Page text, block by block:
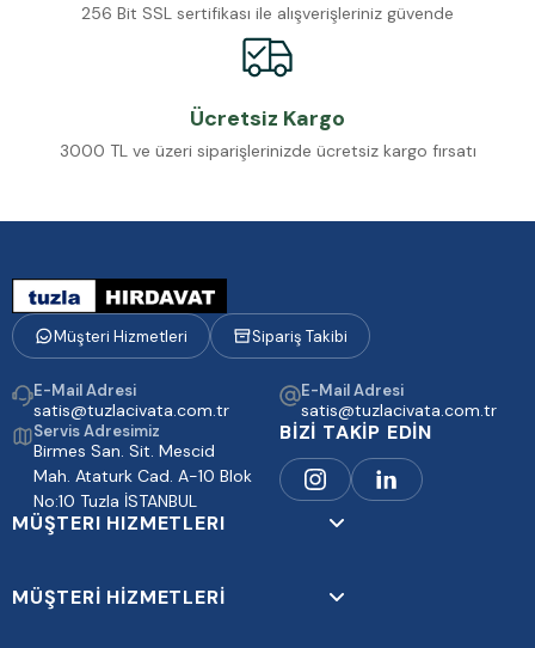
256 Bit SSL sertifikası ile alışverişleriniz güvende
Ücretsiz Kargo
3000 TL ve üzeri siparişlerinizde ücretsiz kargo fırsatı
Müşteri Hizmetleri Sipariş Takibi
E-Mail Adresi
satis@tuzlacivata.com.tr
E-Mail Adresi
satis@tuzlacivata.com.tr
Servis Adresimiz
Birmes San. Sit. Mescid
Mah. Ataturk Cad. A-10 Blok
No:10 Tuzla İSTANBUL
BİZİ TAKİP EDİN
MÜŞTERI HIZMETLERI
MÜŞTERİ HİZMETLERİ